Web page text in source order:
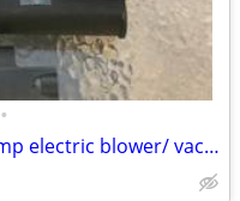
•
Craftsman variable speed 12 amp electric blower/ vacuum